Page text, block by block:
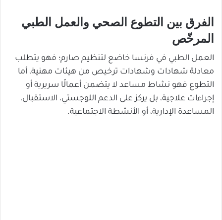
الفرق بين التطوع الصحي والعمل الطبي
المرخّص
العمل الطبي في فرنسا خاضع لتنظيم صارم؛ فهو يتطلب
معادلة شهادات وشهادات ترخيص من هيئات مهنية، أما
التطوع فهو نشاط مساعد لا يتضمن أعمالًا سريرية أو
إجراءات علاجية، بل يركز على الدعم اللوجستي، الاستقبال،
المساعدة الإدارية، أو الأنشطة الاجتماعية.